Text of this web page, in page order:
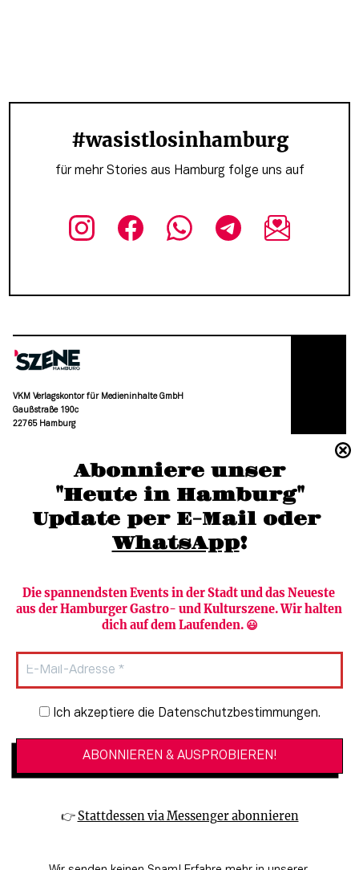
Abonniere unser
"Heute in Hamburg"
Update per E-Mail oder
WhatsApp!
Die spannendsten Events in der Stadt und das Neueste
aus der Hamburger Gastro- und Kulturszene. Wir halten
dich auf dem Laufenden. 😃
Newsletter-Anmeldung
Ich akzeptiere die Datenschutzbestimmungen.
👉 Stattdessen via Messenger abonnieren
#wasistlosinhamburg
für mehr Stories aus Hamburg folge uns auf
VKM Verlagskontor für Medieninhalte GmbH
Gaußstraße 190c
22765 Hamburg
moc.grubmah-enezs@ofni
Newsletter abonnieren
HAMBURG PUR
🔗 Kinoprogramm
Verlag
Datenschutzbestimmungen